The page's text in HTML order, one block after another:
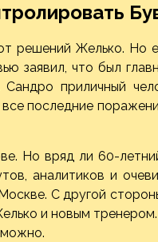
решений Желько. Но
заявил, что был
приличный
последние
Но вряд ли 60-
аналитиков и
С другой
и новым